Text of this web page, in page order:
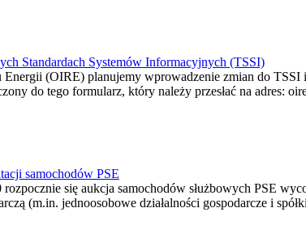
Standardach Systemów Informacyjnych (TSSI)
(OIRE) planujemy wprowadzenie zmian do
do tego formularz, który należy przesłać na adres:
samochodów PSE
rozpocznie się aukcja samochodów służbowych PSE
(m.in. jednoosobowe działalności gospodarcze i